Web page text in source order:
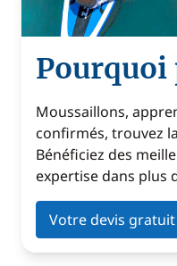
Pourquoi
Moussaillons,
confirmés, trouvez
Bénéficiez des
expertise dans plus
Votre devis gratuit